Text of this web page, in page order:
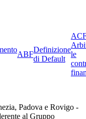
ABF
Definizione
di Default
le
Padova e Rovigo -
al Gruppo